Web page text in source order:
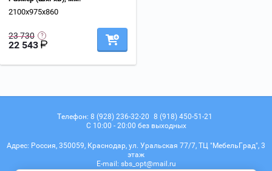
2100х975х860
23 730
22 543
Телефон: 8 (928) 236-32-20 8 (918) 450-51-21
С 10:00 - 20:00 без выходных
Адрес: Россия, 350059, Краснодар, ул. Уральская 77/7, ТЦ "МебельГрад", 3
этаж
Е-mail: sbs_opt@mail.ru